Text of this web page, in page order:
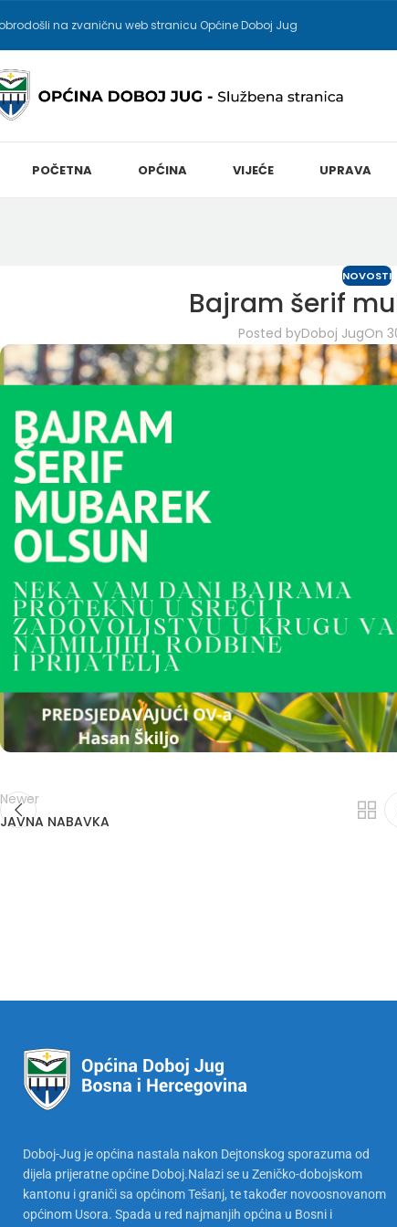
na zvaničnu web stranicu Općine Doboj Jug
POČETNA OPĆINA VIJEĆE UPRAVA
NOVOSTI
Bajram šerif
Posted byDoboj JugOn
Newer
JAVNA NABAVKA
Doboj-Jug je općina nastala nakon Dejtonskog sporazuma od
dijela prijeratne općine Doboj.Nalazi se u Zeničko-dobojskom
kantonu i graniči sa općinom Tešanj, te također novoosnovanom
općinom Usora. Spada u red najmanjih općina u Bosni i